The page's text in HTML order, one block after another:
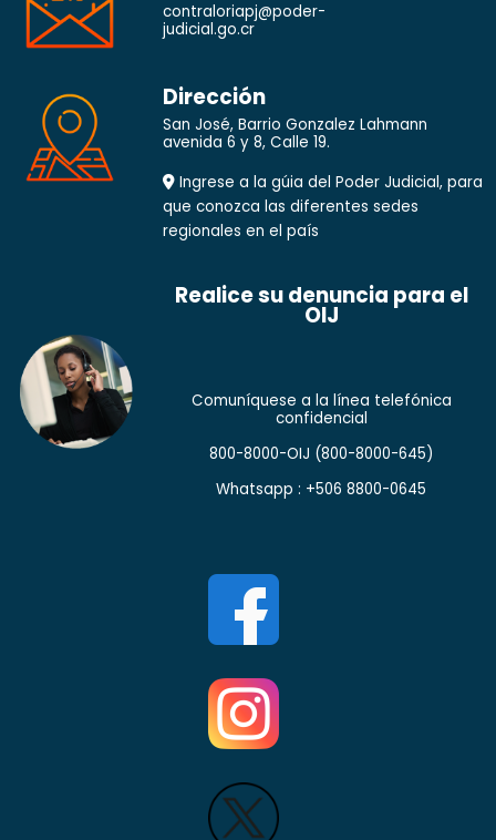
contraloriapj@poder-
judicial.go.cr
Dirección
San José, Barrio Gonzalez Lahmann
avenida 6 y 8, Calle 19.
Ingrese a la gúia del Poder Judicial, para
que conozca las diferentes sedes
regionales en el país
Realice su denuncia para el
OIJ
Comuníquese a la línea telefónica
confidencial
800-8000-OIJ (800-8000-645)
Whatsapp : +506 8800-0645